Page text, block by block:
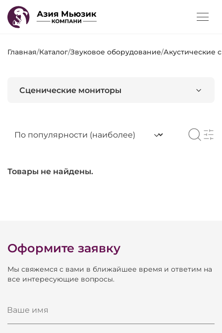
Главная/Каталог/Звуковое оборудование/Акустические
Сценические мониторы
Товары не найдены.
Оформите заявку
Мы свяжемся с вами в ближайшее время и ответим на
все интересующие вопросы.
Ваше имя